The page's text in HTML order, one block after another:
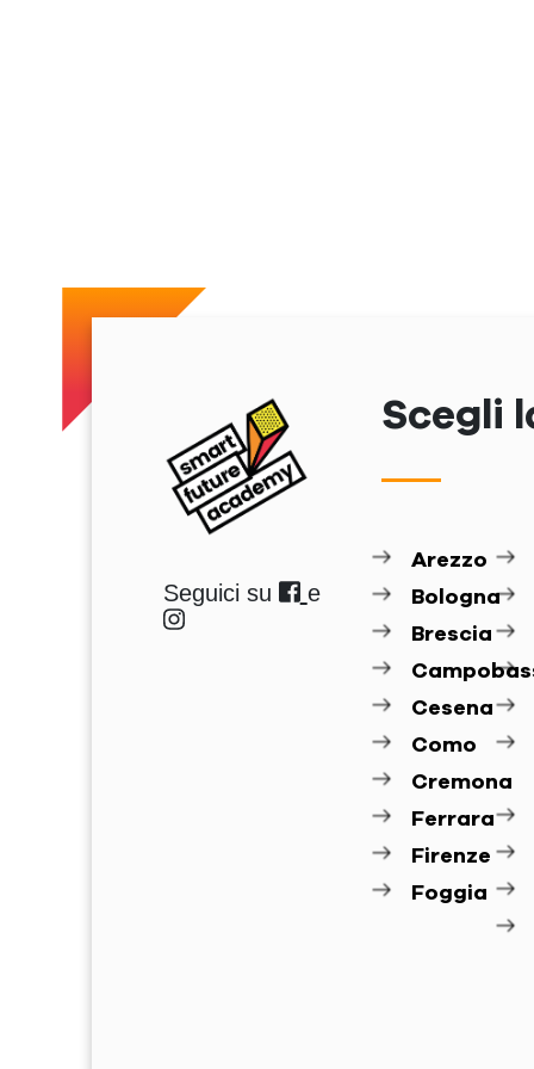
Seguici su e
Scegli
Arezzo
Bologna
Brescia
Cesena
Como
Cremona
Ferrara
Firenze
Foggia